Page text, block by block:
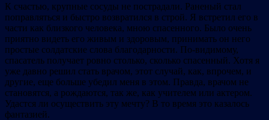
К счастью, крупные сосуды не пострадали. Раненый стал
поправляться и быстро возвратился в строй. Я встретил его в
части как близкого человека, мною спасенного. Было очень
приятно видеть его живым и здоровым, принимать он него
простые солдатские слова благодарности. По-видимому,
спасатель получает ровно столько, сколько спасенный. Хотя я
уже давно решил стать врачом, этот случай, как, впрочем, и
другие, еще больше убедил меня в этом. Правда, врачом не
становятся, а рождаются, так же, как учителем или актером.
Удастся ли осуществить эту мечту? В то время это казалось
фантазией.